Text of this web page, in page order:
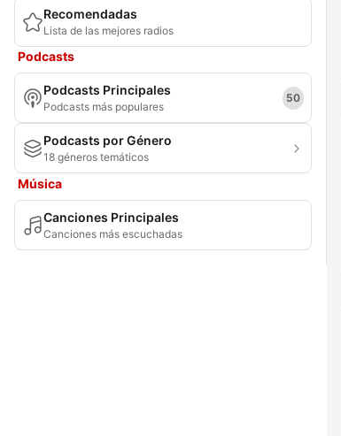
Recomendadas
Lista de las mejores radios
Podcasts
Podcasts Principales
Podcasts más populares
50
Podcasts por Género
18 géneros temáticos
Música
Canciones Principales
Canciones más escuchadas